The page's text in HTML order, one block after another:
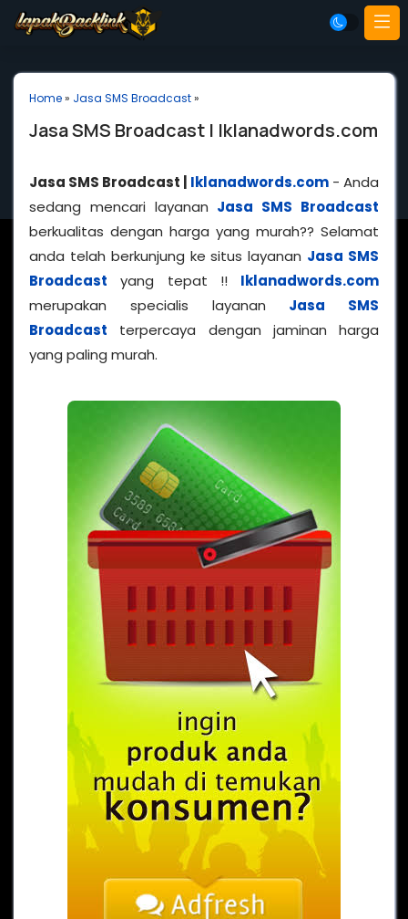
Home» Jasa SMS Broadcast»
Jasa SMS Broadcast | Iklanadwords.com
Jasa SMS Broadcast | Iklanadwords.com - Anda
sedang mencari layanan Jasa SMS Broadcast
berkualitas dengan harga yang murah?? Selamat
anda telah berkunjung ke situs layanan Jasa SMS
Broadcast yang tepat !! Iklanadwords.com
merupakan specialis layanan Jasa SMS
Broadcast terpercaya dengan jaminan harga
yang paling murah.